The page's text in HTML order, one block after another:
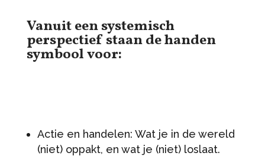
Vanuit een systemisch
perspectief staan de handen
symbool voor:
Actie en handelen: Wat je in de wereld
(niet) oppakt, en wat je (niet) loslaat.